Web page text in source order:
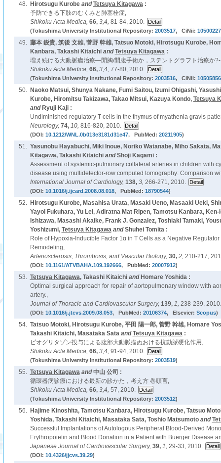
48. Hirotsugu KurobeandTetsuya Kitagawa:
予防できる下肢のむくみと肺塞栓症,
Shikoku Acta Medica, 66, 3,4, 81-84, 2010.
(Tokushima University Institutional Repository: 2003517, CiNii:
49. 藤本 鋭貴, 筑後 文雄, 菅野 幹雄, Tatsuo Motoki, Hirotsugu Kurobe,
Kanbara, Takashi KitaichiandTetsuya Kitagawa:
増え続ける大動脈瘤治療―開胸/開腹手術か，ステントグラフト治療か
Shikoku Acta Medica, 66, 3,4, 77-80, 2010.
(Tokushima University Institutional Repository: 2003516, CiNii:
50.
Naoko Matsui, Shunya Nakane, Fumi Saitou, Izumi Ohigashi,
Kurobe, Hiromitsu Takizawa, Takao Mitsui, Kazuya Kondo, Tetsuya
and Ryuji Kaji :
Undiminished regulatory T cells in the thymus of myathenia gravis
Neurology, 74, 10, 816-820, 2010.
(DOI: 10.1212/WNL.0b013e3181d31e47, PubMed: 20211905)
51. Yasunobu Hayabuchi, Miki Inoue, Noriko Watanabe, Miho Sakata,
Kitagawa, Takashi KitaichiandShoji Kagami :
Assessment of systemic-pulmonary collateral arteries in children with
disease using multidetector-row computed tomography: Comparison
International Journal of Cardiology, 138, 3, 266-271, 2010.
(DOI: 10.1016/j.ijcard.2008.08.018, PubMed: 18790544)
52.
Hirotsugu Kurobe, Masahisa Urata, Masaki Ueno, Masaaki Ueki,
Yayoi Fukuhara, Yu Lei, Adiratna Mat Ripen, Tamotsu Kanbara,
Ishizawa, Masashi Akaike, Frank J. Gonzalez, Toshiaki Tamaki,
Yoshizumi, Tetsuya KitagawaandShuhei Tomita :
Role of Hypoxia-Inducible Factor 1α in T Cells as a Negative
Remodeling,
Arteriosclerosis, Thrombosis, and Vascular Biology, 30, 2, 210-217,
(DOI: 10.1161/ATVBAHA.109.192666, PubMed: 20007912)
53. Tetsuya Kitagawa, Takashi Kitaichiand Homare Yoshida :
Optimal surgical approach for repair of aortopulmonary window with
artery.,
Journal of Thoracic and Cardiovascular Surgery, 139, 1, 238-239, 2010.
(DOI: 10.1016/j.jtcvs.2009.08.053, PubMed: 20106374, Elsevier: Scopus)
54. Tatsuo Motoki, Hirotsugu Kurobe, 平田 陽一郎, 菅野 幹雄, Homare
Takashi Kitaichi, Masataka SataandTetsuya Kitagawa:
ピオグリタゾン投与による腹部大動脈瘤ぬおける抗動脈硬化作用,
Shikoku Acta Medica, 66, 3,4, 91-94, 2010.
(Tokushima University Institutional Repository: 2003519)
55. Tetsuya Kitagawaand中山 公司 :
循環器病診療における最新の診かた，考え方 巻頭言,
Shikoku Acta Medica, 66, 3,4, 57, 2010.
(Tokushima University Institutional Repository: 2003512)
56.
Hajime Kinoshita, Tamotsu Kanbara, Hirotsugu Kurobe, Tatsuo
Yoshida, Takashi Kitaichi, Masataka Sata, Toshio Matsumotoand
Successful Implantations of Autologous Peripheral Blood-Derived
Erythropoietin and Blood Donation in a Patient with Buerger Disease
Japanese Journal of Cardiovascular Surgery, 39, 1, 29-33, 2010.
(DOI: 10.4326/jjcvs.39.29)